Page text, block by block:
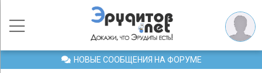
НОВЫЕ СООБЩЕНИЯ НА ФОРУМЕ